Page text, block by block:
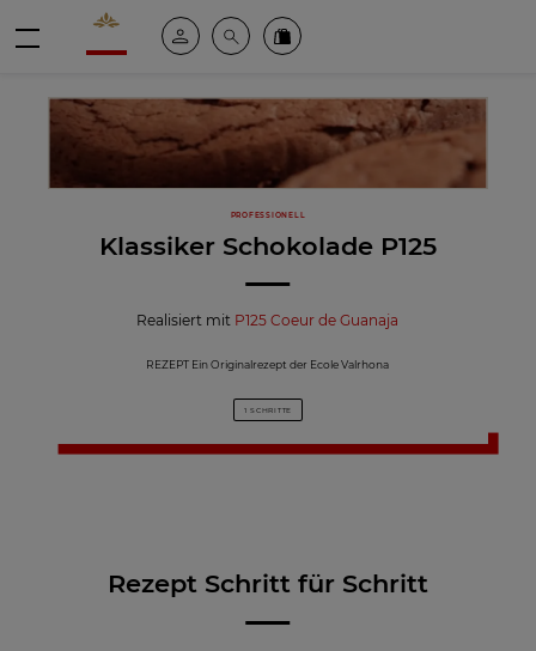
Valrhona - Imaginons le meilleur du chocolat
Mein kontoSuche Valrhona Collection
PROFESSIONELL
Klassiker Schokolade P125
Realisiert mit P125 Coeur de Guanaja
REZEPT Ein Originalrezept der Ecole Valrhona
1 SCHRITTE
Rezept Schritt für Schritt